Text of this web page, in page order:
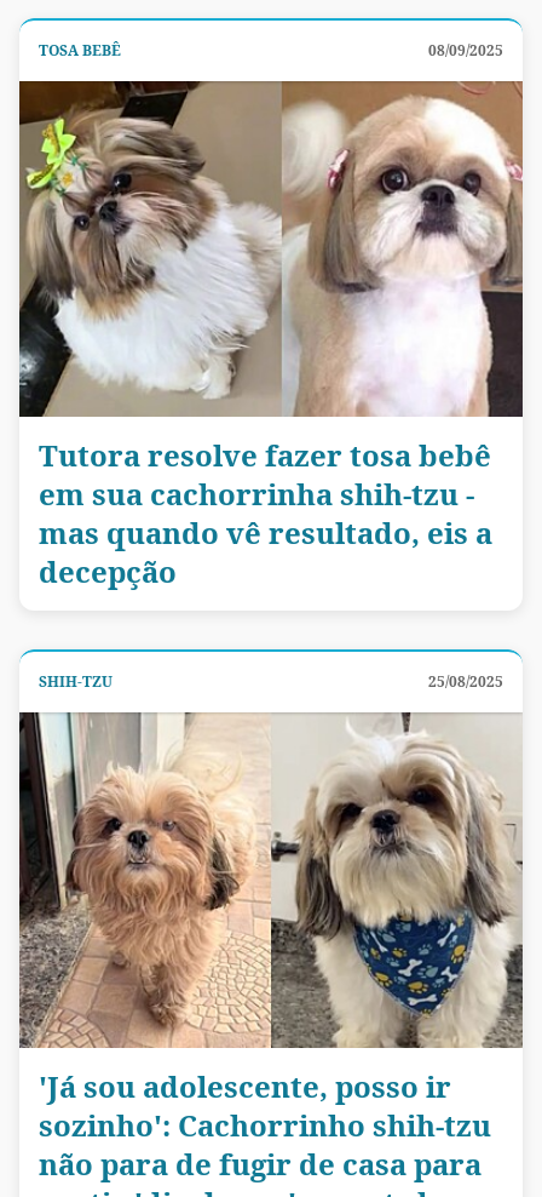
TOSA BEBÊ 08/09/2025
Tutora resolve fazer tosa bebê
em sua cachorrinha shih-tzu -
mas quando vê resultado, eis a
decepção
SHIH-TZU 25/08/2025
'Já sou adolescente, posso ir
sozinho': Cachorrinho shih-tzu
não para de fugir de casa para